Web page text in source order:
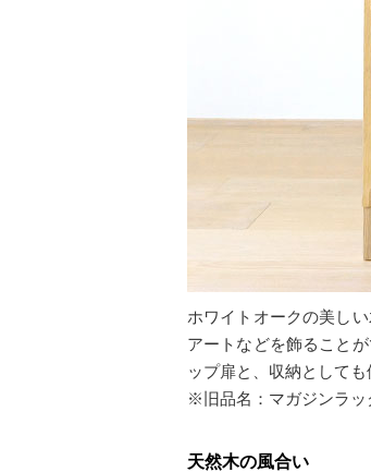
ホワイトオークの美し
アートなどを飾ること
ップ扉と、収納としても
※旧品名：マガジンラッ
天然木の風合い